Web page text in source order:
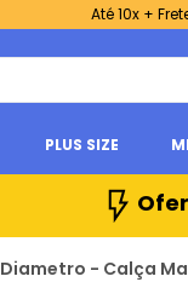
Até 10x +
PLUS SIZE
Diametro - Calça